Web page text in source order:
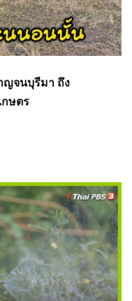
ญจนบุรีมา ถึง
ษตร